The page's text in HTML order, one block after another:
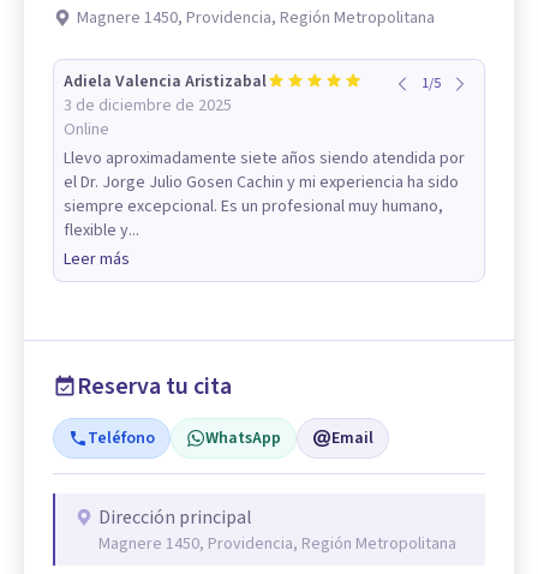
Magnere 1450, Providencia, Región Metropolitana
Adiela Valencia Aristizabal
3 de diciembre de 2025
Online
1/5
Llevo aproximadamente siete años siendo atendida por
el Dr. Jorge Julio Gosen Cachin y mi experiencia ha sido
siempre excepcional. Es un profesional muy humano,
flexible y...
Leer más
Reserva tu cita
Teléfono WhatsApp Email
Dirección principal
Magnere 1450, Providencia, Región Metropolitana